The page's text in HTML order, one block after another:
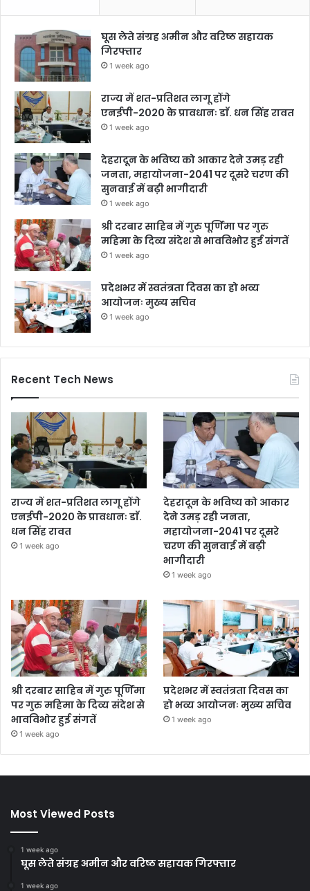
घूस लेते संग्रह अमीन और वरिष्ठ सहायक
गिरफ्तार
1 week ago
राज्य में शत-प्रतिशत लागू होंगे
एनईपी-2020 के प्रावधानः डाॅ. धन सिंह रावत
1 week ago
देहरादून के भविष्य को आकार देने उमड़ रही
जनता, महायोजना-2041 पर दूसरे चरण की
सुनवाई में बढ़ी भागीदारी
1 week ago
श्री दरबार साहिब में गुरु पूर्णिमा पर गुरु
महिमा के दिव्य संदेश से भावविभोर हुई संगतें
1 week ago
प्रदेशभर में स्वतंत्रता दिवस का हो भव्य
आयोजनः मुख्य सचिव
1 week ago
Recent Tech News
राज्य में शत-प्रतिशत लागू होंगे
एनईपी-2020 के प्रावधानः डाॅ.
धन सिंह रावत
1 week ago
देहरादून के भविष्य को आकार
देने उमड़ रही जनता,
महायोजना-2041 पर दूसरे
चरण की सुनवाई में बढ़ी
भागीदारी
1 week ago
श्री दरबार साहिब में गुरु पूर्णिमा
पर गुरु महिमा के दिव्य संदेश से
भावविभोर हुई संगतें
1 week ago
प्रदेशभर में स्वतंत्रता दिवस का
हो भव्य आयोजनः मुख्य सचिव
1 week ago
Most Viewed Posts
1 week ago
घूस लेते संग्रह अमीन और वरिष्ठ सहायक गिरफ्तार
1 week ago